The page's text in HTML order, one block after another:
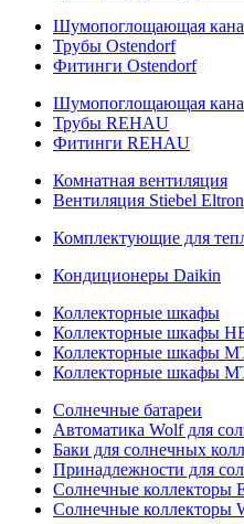
Шумопоглощающая
Трубы Ostendorf
Фитинги Ostendorf
Шумопоглощающая
Трубы REHAU
Фитинги REHAU
Комнатная вентиляция
Вентиляция Stiebel Eltron
Комплектующие для
Кондиционеры Daikin
Коллекторные шкафы
Коллекторные шкафы
Коллекторные шкафы
Коллекторные шкафы
Солнечные батареи
Автоматика Wolf для
Баки для солнечных
Принадлежности для
Солнечные коллекторы
Солнечные коллекторы